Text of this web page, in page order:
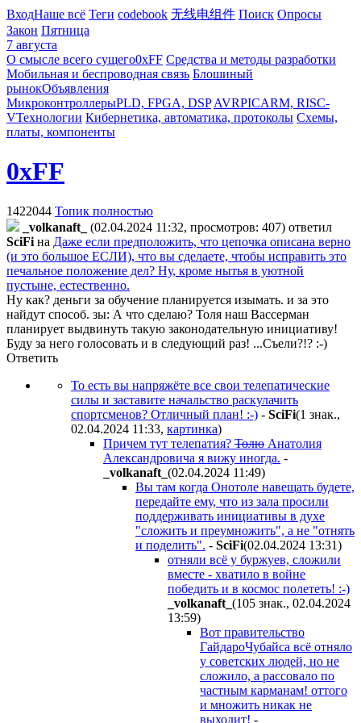
ВходНаше всё Теги codebook 无线电组件 Поиск Опросы
Закон Пятница
7 августа
О смысле всего сущего0xFF Средства и методы разработки
Мобильная и беспроводная связь Блошиный
рынокОбъявления
МикроконтроллерыPLD, FPGA, DSP AVRPICARM, RISC-
VТехнологии Кибернетика, автоматика, протоколы Схемы,
платы, компоненты
0xFF
1422044 Топик полностью
_volkanaft_
(02.04.2024 11:32, просмотров: 407) ответил
SciFi на Даже если предположить, что цепочка описана верно
(и это большое ЕСЛИ), что вы сделаете, чтобы исправить это
печальное положение дел? Ну, кроме нытья в уютной
пустыне, естественно.
Ну как? деньги за обучение планируется изымать. и за это
найдут способ. зы: А что сделаю? Толя наш Вассерман
планирует выдвинуть такую законодательную инициативу!
Буду за него голосовать и в следующий раз! ...Съели?!? :-)
Ответить
То есть вы напряжёте все свои телепатические
силы и заставите начальство раскулачить
спортсменов? Отличный план! :-) - SciFi(1 знак.,
02.04.2024 11:33, картинка)
Причем тут телепатия? Толю Анатолия
Александровича я вижу иногда. -
_volkanaft_ (02.04.2024 11:49)
Вы там когда Онотоле навещать будете,
передайте ему, что из зала просили
поддерживать инициативы в духе
"сложить и преумножить", а не "отнять
и поделить". - SciFi(02.04.2024 13:31)
отняли всё у буржуев, сложили
вместе - хватило в войне
победить и в космос полететь! :-)
_volkanaft_ (105 знак., 02.04.2024
13:59)
Вот правительство
ГайдароЧубайса всё отняло
у советских людей, но не
сложило, а рассовало по
частным карманам! оттого
и множить никак не
выходит! -